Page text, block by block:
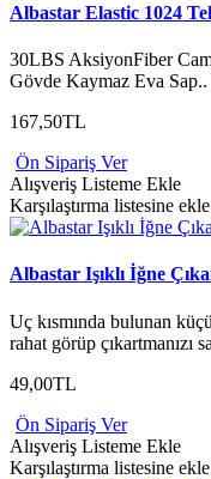
Albastar Elastic 1024
30LBS AksiyonFiber
Gövde Kaymaz Eva Sap..
167,50TL
Ön Sipariş Ver
Alışveriş Listeme Ekle
Karşılaştırma listesine ekle
Albastar Işıklı İğne
Uç kısmında bulunan
rahat görüp çıkartmanızı
49,00TL
Ön Sipariş Ver
Alışveriş Listeme Ekle
Karşılaştırma listesine ekle